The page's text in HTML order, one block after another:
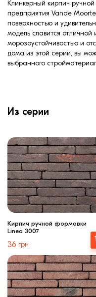
Клинкерный кирпич
предприятия Vande
поверхностью и
модель славится отличной
морозоустойчивостью и
дома из этой серии, вы
выбранного
Из серии
Кирпич ручной формовки
Linea 3007
36 грн